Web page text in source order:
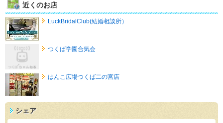
近くのお店
LuckBridalClub(結婚相談所）
つくば学園合気会
はんこ広場つくば二の宮店
シェア